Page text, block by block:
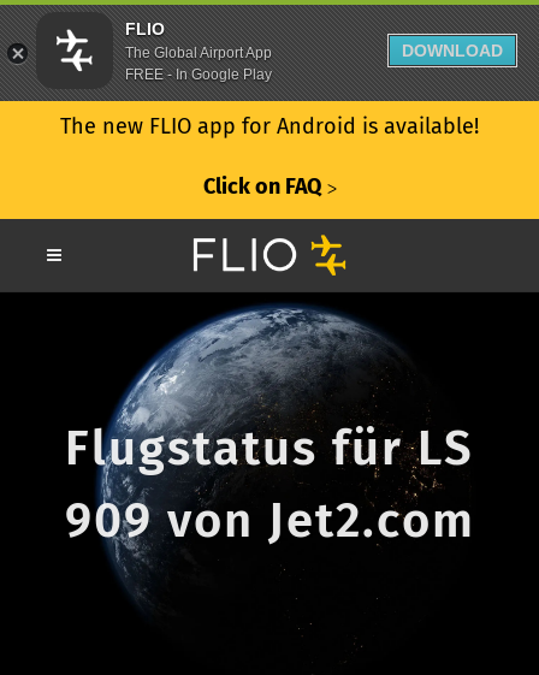
The new FLIO app for Android is available!
Click on FAQ ᐳ
Flugstatus für LS
909 von Jet2.com
FLIO
The Global Airport App
FREE - In Google Play
DOWNLOAD